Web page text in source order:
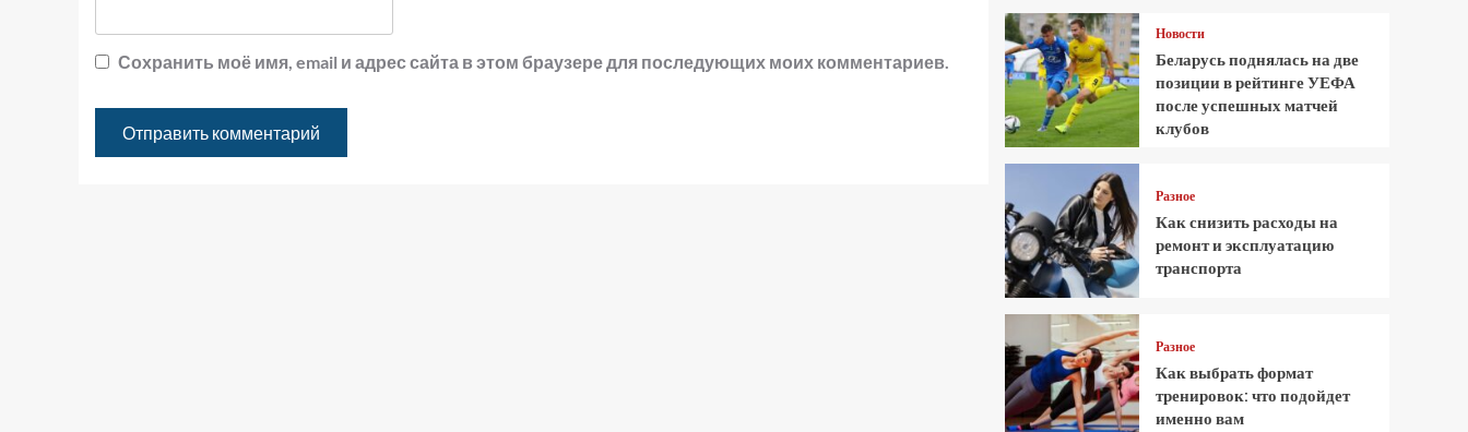
Сохранить моё имя, email и адрес сайта в этом браузере для последующих моих комментариев.
Новости
Беларусь поднялась на две
позиции в рейтинге УЕФА
после успешных матчей
клубов
Разное
Как снизить расходы на
ремонт и эксплуатацию
транспорта
Разное
Как выбрать формат
тренировок: что подойдет
именно вам